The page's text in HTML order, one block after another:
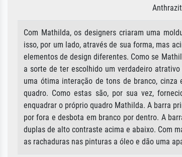
Com Mathilda, os designers criaram uma
isso, por um lado, através de sua forma, mas
elementos de design diferentes. Como se
a sorte de ter escolhido um verdadeiro
uma ótima interação de tons de branco,
quadro. Como estas são, por sua vez,
enquadrar o próprio quadro Mathilda. A barra
por fora e desbota em branco por dentro. A
duplas de alto contraste acima e abaixo. Com
as rachaduras nas pinturas a óleo e dão uma